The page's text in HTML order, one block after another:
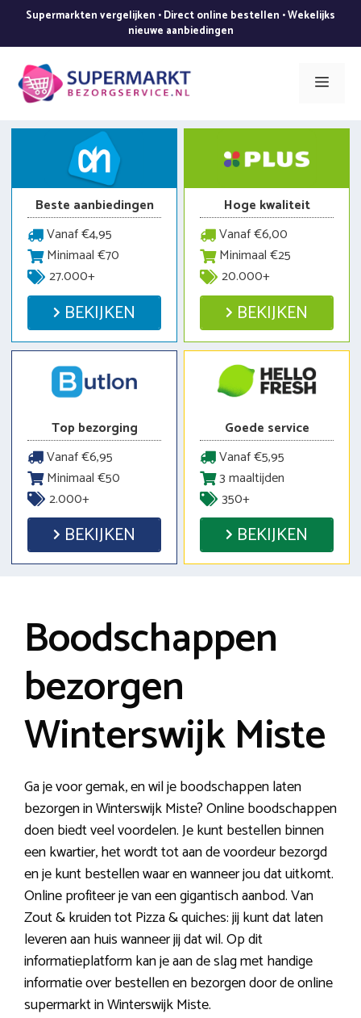
de
inhoud
Supermarkten vergelijken • Direct online bestellen • Wekelijks
nieuwe aanbiedingen
Menu
Beste aanbiedingen
Vanaf €4,95
Minimaal €70
27.000+
BEKIJKEN
Hoge kwaliteit
Vanaf €6,00
Minimaal €25
20.000+
BEKIJKEN
Top bezorging
Vanaf €6,95
Minimaal €50
2.000+
BEKIJKEN
Goede service
Vanaf €5,95
3 maaltijden
350+
BEKIJKEN
Boodschappen
bezorgen
Winterswijk Miste
Ga je voor gemak, en wil je boodschappen laten
bezorgen in Winterswijk Miste? Online boodschappen
doen biedt veel voordelen. Je kunt bestellen binnen
een kwartier, het wordt tot aan de voordeur bezorgd
en je kunt bestellen waar en wanneer jou dat uitkomt.
Online profiteer je van een gigantisch aanbod. Van
Zout & kruiden tot Pizza & quiches: jij kunt dat laten
leveren aan huis wanneer jij dat wil. Op dit
informatieplatform kan je aan de slag met handige
informatie over bestellen en bezorgen door de online
supermarkt in Winterswijk Miste.